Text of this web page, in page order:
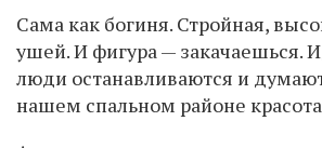
Сама как богиня. Стройная,
ушей. И фигура — закачаешься.
люди останавливаются и
нашем спальном районе красота